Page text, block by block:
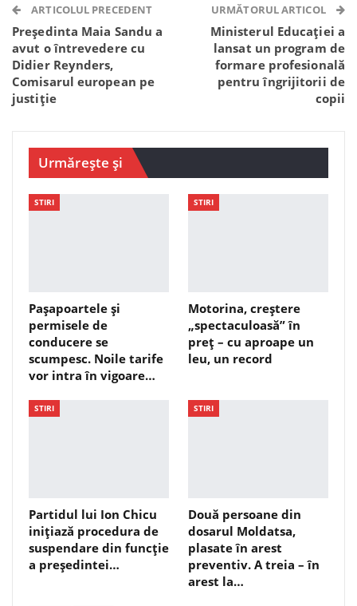
Telegram WhatsApp Viber
ARTICOLUL PRECEDENT
Președinta Maia Sandu a
avut o întrevedere cu
Didier Reynders,
Comisarul european pe
justiție
URMĂTORUL ARTICOL
Ministerul Educației a
lansat un program de
formare profesională
pentru îngrijitorii de
copii
Urmărește și
STIRI
Pașapoartele și
permisele de
conducere se
scumpesc. Noile tarife
vor intra în vigoare…
STIRI
Motorina, creștere
„spectaculoasă” în
preț – cu aproape un
leu, un record
STIRI
Partidul lui Ion Chicu
inițiază procedura de
suspendare din funcție
a președintei…
STIRI
Două persoane din
dosarul Moldatsa,
plasate în arest
preventiv. A treia – în
arest la…